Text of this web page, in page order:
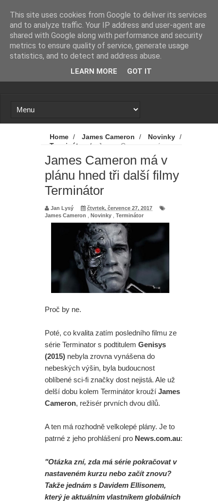
Loading...
Home / James Cameron / Novinky /
Terminátor
/
James Cameron má v
plánu hned tři další filmy Terminátor
James Cameron má v
plánu hned tři další filmy
Terminátor
Jan Lysý
čtvrtek, července 27, 2017
James Cameron
Novinky Terminátor
Proč by ne.
Poté, co kvalita zatím posledního filmu ze
série Terminator s podtitulem Genisys
(2015) nebyla zrovna vynášena do
nebeských výšin, byla budoucnost
oblíbené sci-fi značky dost nejistá. Ale už
delší dobu kolem Terminátor krouží James
Cameron, režisér prvních dvou dílů.
A ten má rozhodně velkolepé plány. Je to
patrné z jeho prohlášení pro News.com.au:
"Otázka zní, zda má série pokračovat v
nastaveném kurzu nebo začít znovu?
Takže jednám s Davidem Ellisonem,
který je aktuálním vlastníkem globálních
This site uses cookies from Google to deliver its services
and to analyze traffic. Your IP address and user-agent are
shared with Google along with performance and security
metrics to ensure quality of service, generate usage
statistics, and to detect and address abuse.
LEARN MORE GOT IT